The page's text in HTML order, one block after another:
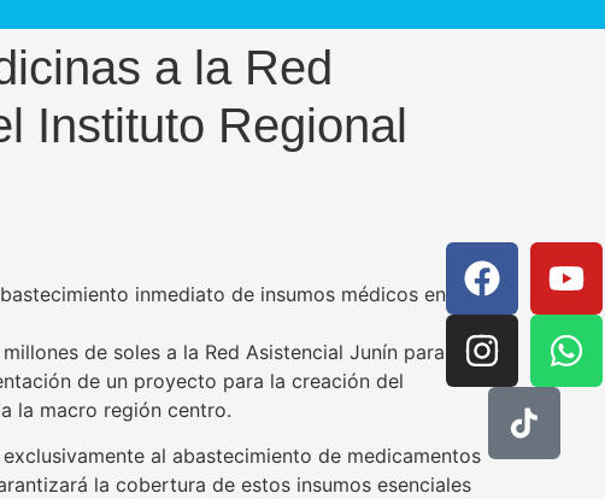
a la Red
Instituto Regional
inmediato de insumos médicos en la
de soles a la Red Asistencial Junín para la
de un proyecto para la creación del
la macro región centro.
al abastecimiento de medicamentos
la cobertura de estos insumos esenciales